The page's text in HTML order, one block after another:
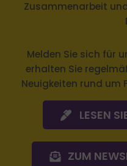
erhalten Sie
Neuigkeiten rund um
LESEN
ZUM